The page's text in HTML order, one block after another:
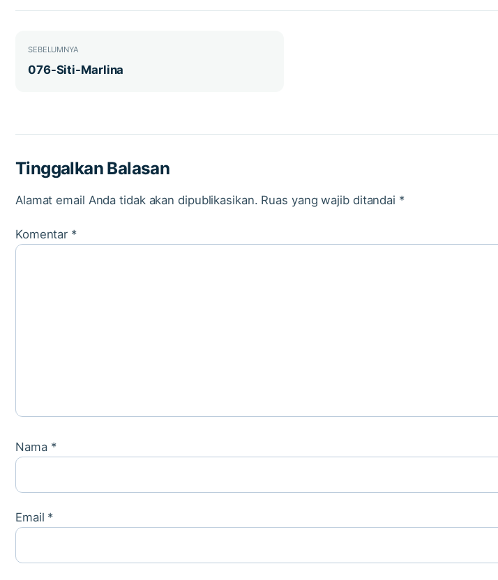
Navigasi pos
SEBELUMNYA
076-Siti-Marlina
Tinggalkan Balasan
Alamat email Anda tidak akan dipublikasikan. Ruas yang wajib ditandai *
Komentar *
Nama *
Email *